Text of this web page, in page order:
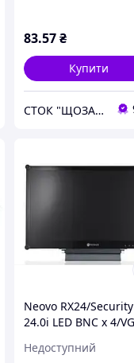
83.57 ₴
Купити
СТОК "ЩОЗАВГОДНО" якісні товари з Європи
Neovo RX24/Security
24.0i LED BNC x 4/
HDMI-Spe RX-24-
Недоступний